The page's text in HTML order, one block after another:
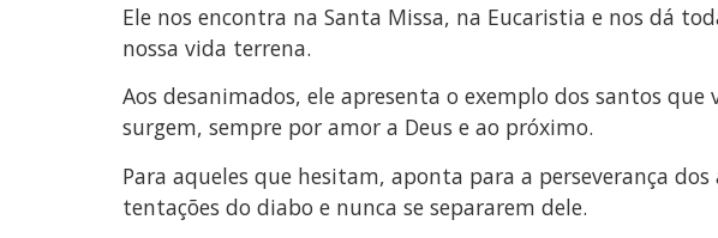
Ele nos encontra na Santa Missa, na Eucaristia e nos dá
nossa vida terrena.
Aos desanimados, ele apresenta o exemplo dos santos
surgem, sempre por amor a Deus e ao próximo.
Para aqueles que hesitam, aponta para a perseverança
tentações do diabo e nunca se separarem dele.